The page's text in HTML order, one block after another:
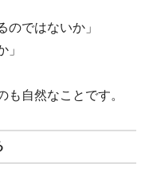
のではないか」
」
も自然なことです。